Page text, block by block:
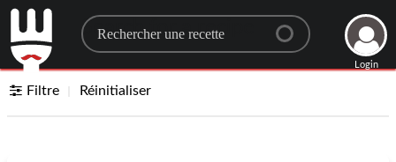
Search for a recipe
Login
Filtre Réinitialiser